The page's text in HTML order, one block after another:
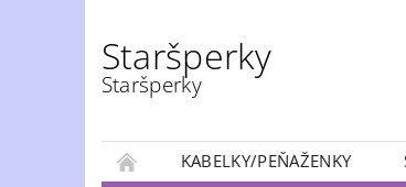
Staršperky
Staršperky
KABELKY/PEŇAŽENKY